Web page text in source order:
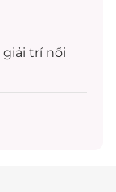
giải trínổi